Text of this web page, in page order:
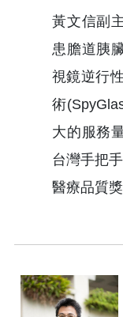
黃文信副
患膽道胰
視鏡逆行
術
大的服務
台灣手把
醫療品質